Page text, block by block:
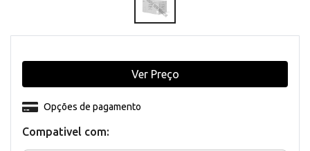
Compativel com:
Opções de pagamento
Ver Preço